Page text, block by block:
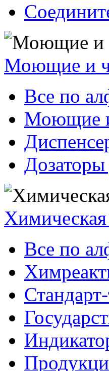
Моющие и
Все по
Моющие и
Все по